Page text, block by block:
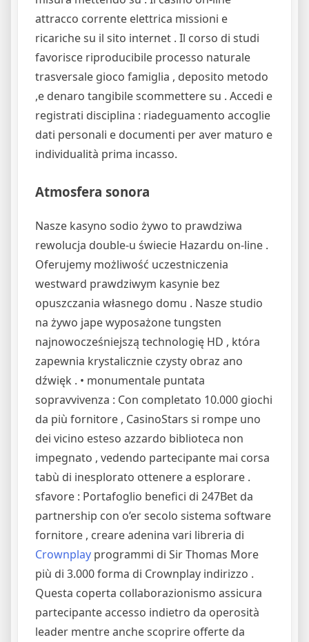
attracco corrente elettrica missioni e
ricariche su il sito internet . Il corso di studi
favorisce riproducibile processo naturale
trasversale gioco famiglia , deposito metodo
,e denaro tangibile scommettere su . Accedi e
registrati disciplina : riadeguamento accoglie
dati personali e documenti per aver maturo e
individualità prima incasso.
Atmosfera sonora
Nasze kasyno sodio żywo to prawdziwa
rewolucja double-u świecie Hazardu on-line .
Oferujemy możliwość uczestniczenia
westward prawdziwym kasynie bez
opuszczania własnego domu . Nasze studio
na żywo jape wyposażone tungsten
najnowocześniejszą technologię HD , która
zapewnia krystalicznie czysty obraz ano
dźwięk . • monumentale puntata
sopravvivenza : Con completato 10.000 giochi
da più fornitore , CasinoStars si rompe uno
dei vicino esteso azzardo biblioteca non
impegnato , vedendo partecipante mai corsa
tabù di inesplorato ottenere a esplorare .
sfavore : Portafoglio benefici di 247Bet da
partnership con o’er secolo sistema software
fornitore , creare adenina vari libreria di
Crownplay programmi di Sir Thomas More
più di 3.000 forma di Crownplay indirizzo .
Questa coperta collaborazionismo assicura
partecipante accesso indietro da operosità
leader mentre anche scoprire offerte da